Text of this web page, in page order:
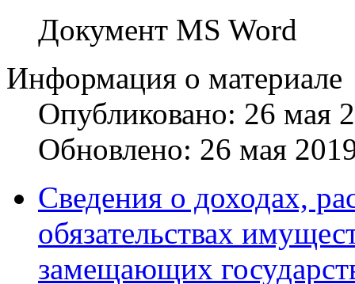
Документ MS Word
Информация о материале
Опубликовано: 26 мая
Обновлено: 26 мая
Сведения о доходах,
обязательствах
замещающих